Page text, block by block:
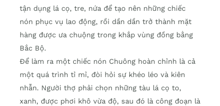
tận dụng lá cọ, tre, nứa để tạo nên những chiếc
nón phục vụ lao động, rồi dần dần trở thành mặt
hàng được ưa chuộng trong khắp vùng đồng bằng
Bắc Bộ.
Để làm ra một chiếc nón Chuông hoàn chỉnh là cả
một quá trình tỉ mỉ, đòi hỏi sự khéo léo và kiên
nhẫn. Người thợ phải chọn những tàu lá cọ to,
xanh, được phơi khô vừa độ, sau đó là công đoạn là